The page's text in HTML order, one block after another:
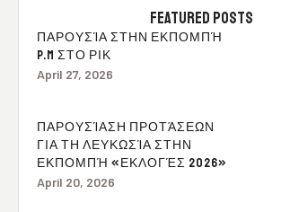
FEATURED POSTS
ΠΑΡΟΥΣΊΑ ΣΤΗΝ ΕΚΠΟΜΠΉ
P.M ΣΤΟ ΡΙΚ
April 27, 2026
ΠΑΡΟΥΣΊΑΣΗ ΠΡΟΤΆΣΕΩΝ
ΓΙΑ ΤΗ ΛΕΥΚΩΣΊΑ ΣΤΗΝ
ΕΚΠΟΜΠΉ «ΕΚΛΟΓΈΣ 2026»
April 20, 2026